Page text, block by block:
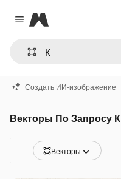
Close menu
Magnific
Создать ИИ-изображение
Векторы По Запросу К
Векторы